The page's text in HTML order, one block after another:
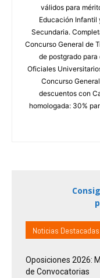
válidos para
Educación Infantil
Secundaria.
Concurso General de
de postgrado
Oficiales
Concurso
descuentos con
homologada: 30%
Noticias Destacadas
Oposiciones 2026:
de Convocatorias